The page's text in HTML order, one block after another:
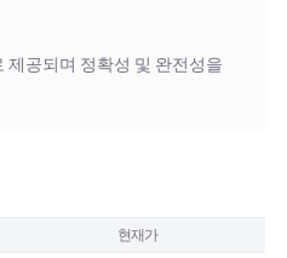
공되며 정확성 및 완전성을
현재가